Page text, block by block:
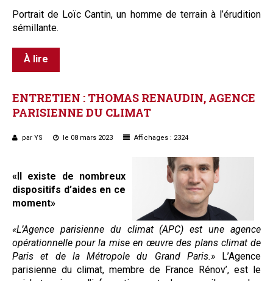
Portrait de Loïc Cantin, un homme de terrain à l’érudition
sémillante.
À lire
ENTRETIEN : THOMAS RENAUDIN, AGENCE
PARISIENNE DU CLIMAT
par YS le 08 mars 2023 Affichages : 2324
«Il existe de nombreux
dispositifs d’aides en ce
moment»
«L’Agence parisienne du climat (APC) est une agence
opérationnelle pour la mise en œuvre des plans climat de
Paris et de la Métropole du Grand Paris.»L’Agence
parisienne du climat, membre de France Rénov’, est le